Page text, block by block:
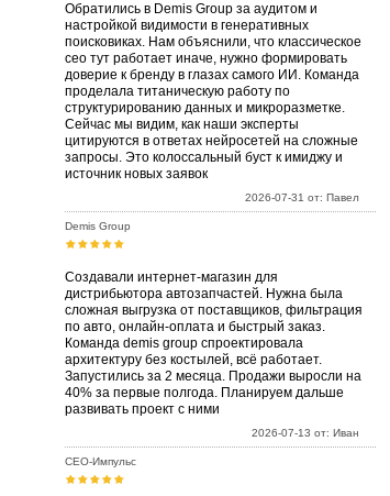
Обратились в Demis Group за аудитом и
настройкой видимости в генеративных
поисковиках. Нам объяснили, что классическое
сео тут работает иначе, нужно формировать
доверие к бренду в глазах самого ИИ. Команда
проделала титаническую работу по
структурированию данных и микроразметке.
Сейчас мы видим, как наши эксперты
цитируются в ответах нейросетей на сложные
запросы. Это колоссальный буст к имиджу и
источник новых заявок
2026-07-31 от: Павел
Demis Group
Создавали интернет-магазин для
дистрибьютора автозапчастей. Нужна была
сложная выгрузка от поставщиков, фильтрация
по авто, онлайн-оплата и быстрый заказ.
Команда demis group спроектировала
архитектуру без костылей, всё работает.
Запустились за 2 месяца. Продажи выросли на
40% за первые полгода. Планируем дальше
развивать проект с ними
2026-07-13 от: Иван
СЕО-Импульс